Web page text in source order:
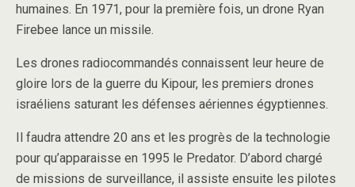
humaines. En 1971, pour la première fois, un drone Ryan
Firebee lance un missile.
Les drones radiocommandés connaissent leur heure de
gloire lors de la guerre du Kipour, les premiers drones
israéliens saturant les défenses aériennes égyptiennes.
Il faudra attendre 20 ans et les progrès de la technologie
pour qu’apparaisse en 1995 le Predator. D’abord chargé
de missions de surveillance, il assiste ensuite les pilotes